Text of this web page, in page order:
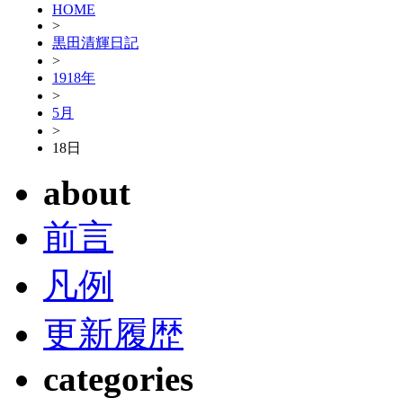
HOME
>
黒田清輝日記
>
1918年
>
5月
>
18日
about
前言
凡例
更新履歴
categories